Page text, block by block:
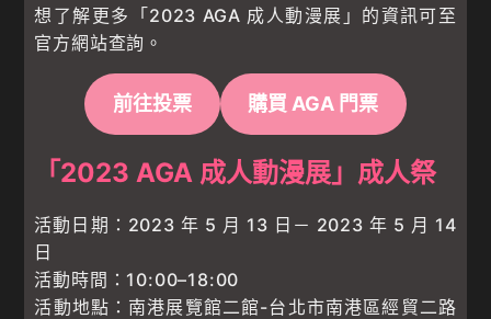
想了解更多「2023 AGA 成人動漫展」的資訊可至
官方網站查詢。
前往投票 購買 AGA 門票
「2023 AGA 成人動漫展」成人祭
活動日期：2023 年 5 月 13 日－ 2023 年 5 月 14
日
活動時間：10:00–18:00
活動地點：南港展覽館二館-台北市南港區經貿二路